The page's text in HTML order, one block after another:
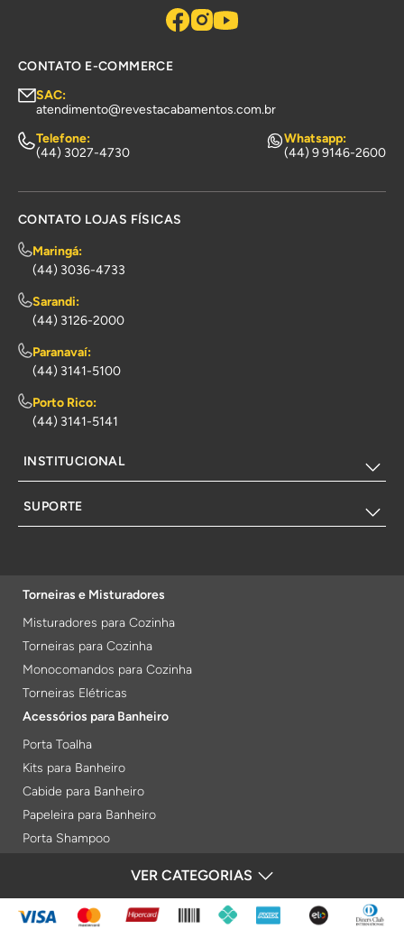
CONTATO E-COMMERCE
SAC:
atendimento@revestacabamentos.com.br
Telefone:
(44) 3027-4730
Whatsapp:
(44) 9 9146-2600
CONTATO LOJAS FÍSICAS
Maringá:
(44) 3036-4733
Sarandi:
(44) 3126-2000
Paranavaí:
(44) 3141-5100
Porto Rico:
(44) 3141-5141
INSTITUCIONAL
SUPORTE
Torneiras e Misturadores
Misturadores para Cozinha
Torneiras para Cozinha
Monocomandos para Cozinha
Torneiras Elétricas
Acessórios para Banheiro
Porta Toalha
Kits para Banheiro
Cabide para Banheiro
Papeleira para Banheiro
Porta Shampoo
Porta Toalha Aquecido
Gabinetes para Banheiro
VER CATEGORIAS
FORMAS DE PAGAMENTO